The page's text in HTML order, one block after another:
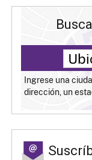
Ingrese una
dirección, un